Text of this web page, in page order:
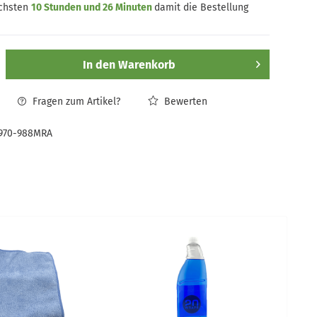
10 Stunden und 26 Minuten damit die Bestellung
In den Warenkorb
Fragen zum Artikel? Bewerten
988MRA